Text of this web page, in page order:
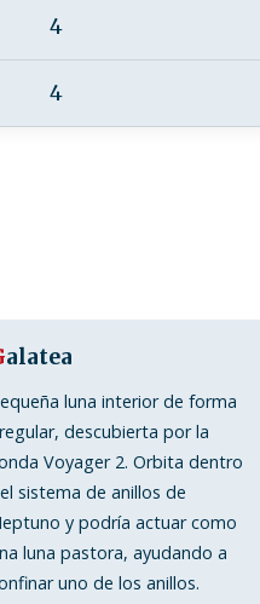
4
4
alatea
luna interior de forma
descubierta por la
Voyager 2. Orbita dentro
sistema de anillos de
y podría actuar como
luna pastora, ayudando a
uno de los anillos.